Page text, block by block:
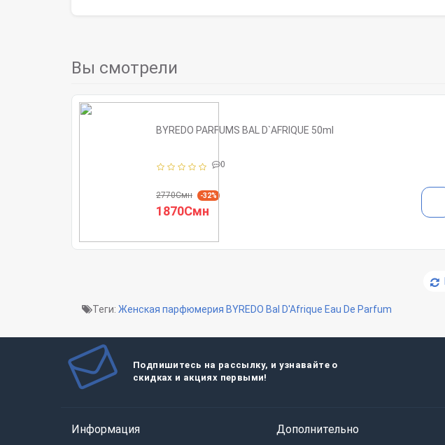
Вы смотрели
BYREDO PARFUMS BAL D`AFRIQUE 50ml
0
2770Смн -32%
1870Смн
Теги: Женская парфюмерия BYREDO Bal D'Afrique Eau De Parfum
Подпишитесь на рассылку, и узнавайте о
скидках и акциях первыми!
Информация Дополнительно